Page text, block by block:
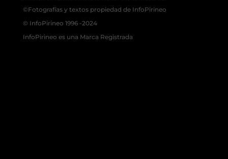
©Fotografías y textos propiedad de InfoPirineo
© InfoPirineo 1996 -2024
InfoPirineo es una Marca Registrada